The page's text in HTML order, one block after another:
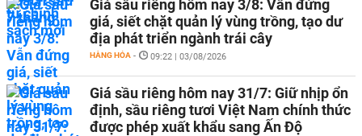
Giá sầu riêng hôm nay 3/8: Vẫn đứng
giá, siết chặt quản lý vùng trồng, tạo dư
địa phát triển ngành trái cây
HÀNG HÓA - 09:22 | 03/08/2026
Giá sầu riêng hôm nay 31/7: Giữ nhịp ổn
định, sầu riêng tươi Việt Nam chính thức
được phép xuất khẩu sang Ấn Độ